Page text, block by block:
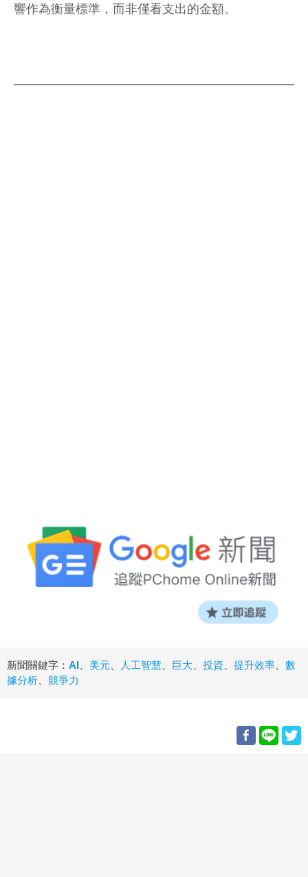
響作為衡量標準，而非僅看支出的金額。
新聞關鍵字： AI 美元 人工智慧 巨大 投資 提升效率
數
據分析
競爭力